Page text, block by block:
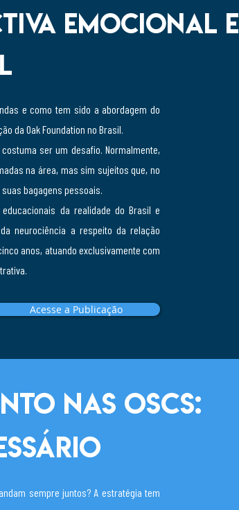
emocional e
e como tem sido a abordagem do
da Oak Foundation no Brasil.
ser um desafio. Normalmente,
na área, mas sim sujeitos que, no
bagagens pessoais.
da realidade do Brasil e
neurociência a respeito da relação
anos, atuando exclusivamente com
Acesse a Publicação
nas OSCs:
sempre juntos? A estratégia tem